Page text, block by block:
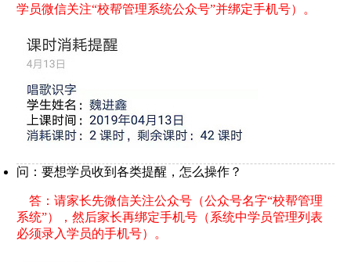
学员微信关注“校帮管理系统公众号”并绑定手机号）。
问：要想学员收到各类提醒，怎么操作？
答：请家长先微信关注公众号（公众号名字“校帮管理
系统”），然后家长再绑定手机号（系统中学员管理列表
必须录入学员的手机号）。